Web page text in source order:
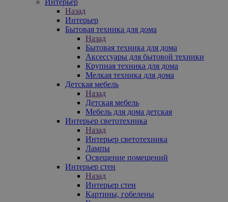
Назад
Интерьер
Бытовая техника для дома
Назад
Бытовая техника для дома
Аксессуары для бытовой техники
Крупная техника для дома
Мелкая техника для дома
Детская мебель
Назад
Детская мебель
Мебель для дома детская
Интерьер светотехника
Назад
Интерьер светотехника
Лампы
Освещение помещений
Интерьер стен
Назад
Интерьер стен
Картины, гобелены